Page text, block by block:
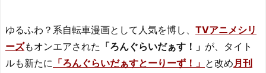
ゆるふわ？系自転車漫画として人気を博し、 TVアニメシリ
ーズもオンエアされた 「ろんぐらいだぁす！」 が、タイト
ルも新たに 「ろんぐらいだぁすとーりーず！」 と改め月刊